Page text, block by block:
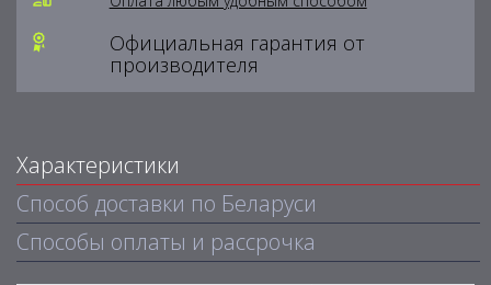
Официальная гарантия от
производителя
Характеристики
Способ доставки по Беларуси
Способы оплаты и рассрочка